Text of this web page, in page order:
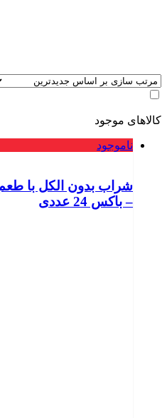
کالاهای موجود
ناموجود
– باکس 24 عددی